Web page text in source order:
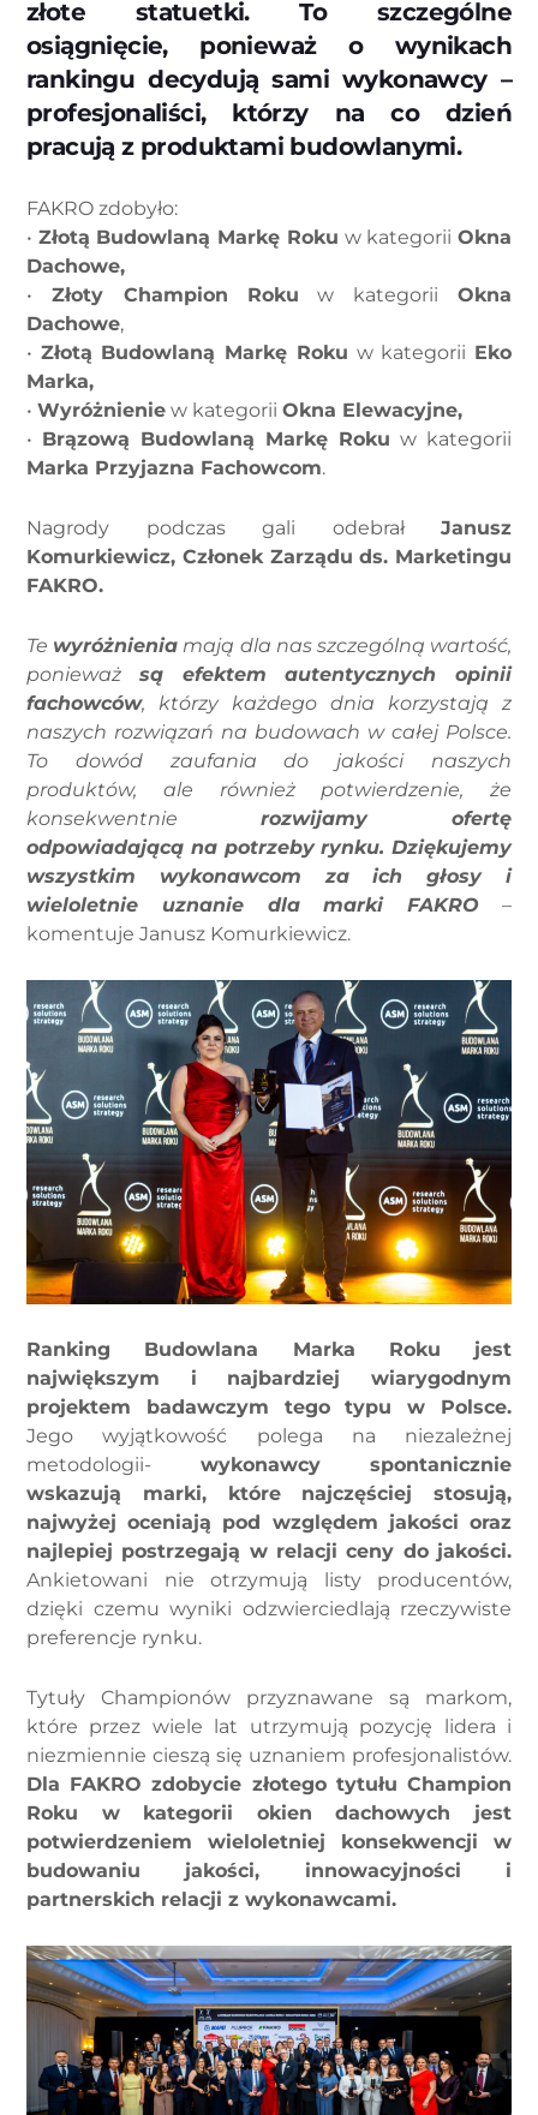
złote statuetki. To szczególne
osiągnięcie, ponieważ o wynikach
rankingu decydują sami wykonawcy –
profesjonaliści, którzy na co dzień
pracują z produktami budowlanymi.
FAKRO zdobyło:
• Złotą Budowlaną Markę Roku w kategoriiOkna
Dachowe,
• Złoty Champion Roku w kategorii Okna
Dachowe,
• Złotą Budowlaną Markę Roku w kategorii Eko
Marka,
• Wyróżnienie w kategorii Okna Elewacyjne,
• Brązową Budowlaną Markę Roku w kategorii
Marka Przyjazna Fachowcom.
Nagrody podczas gali odebrał Janusz
Komurkiewicz, Członek Zarządu ds. Marketingu
FAKRO.
Te wyróżnienia mają dla nas szczególną wartość,
ponieważ są efektem autentycznych opinii
fachowców, którzy każdego dnia korzystają z
naszych rozwiązań na budowach w całej Polsce.
To dowód zaufania do jakości naszych
produktów, ale również potwierdzenie, że
konsekwentnie rozwijamy ofertę
odpowiadającą na potrzeby rynku. Dziękujemy
wszystkim wykonawcom za ich głosy i
wieloletnie uznanie dla marki FAKRO –
komentuje Janusz Komurkiewicz.
Ranking Budowlana Marka Roku jest
największym i najbardziej wiarygodnym
projektem badawczym tego typu w Polsce.
Jego wyjątkowość polega na niezależnej
metodologii- wykonawcy spontanicznie
wskazują marki, które najczęściej stosują,
najwyżej oceniają pod względem jakości oraz
najlepiej postrzegają w relacji ceny do jakości.
Ankietowani nie otrzymują listy producentów,
dzięki czemu wyniki odzwierciedlają rzeczywiste
preferencje rynku.
Tytuły Championów przyznawane są markom,
które przez wiele lat utrzymują pozycję lidera i
niezmiennie cieszą się uznaniem profesjonalistów.
Dla FAKRO zdobycie złotego tytułu Champion
Roku w kategorii okien dachowych jest
potwierdzeniem wieloletniej konsekwencji w
budowaniu jakości, innowacyjności i
partnerskich relacji z wykonawcami.